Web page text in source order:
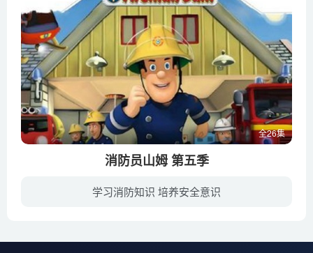
全26集
消防员山姆 第五季
学习消防知识 培养安全意识